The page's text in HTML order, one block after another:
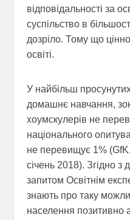
відповідальності за
суспільство в
дозріло. Тому що
освіті.
У найбільш
домашнє навчання,
хоумскулерів не
національного
не перевищує 1%
січень 2018). Згідно
запитом Освітнім
знають про таку
населення